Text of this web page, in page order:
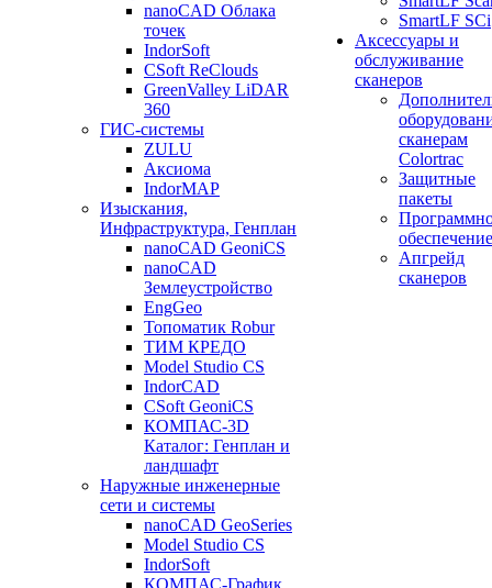
nanoCAD Облака
точек
IndorSoft
CSoft ReClouds
GreenValley LiDAR
360
ГИС-системы
ZULU
Аксиома
IndorMAP
Изыскания,
Инфраструктура, Генплан
nanoCAD GeoniCS
nanoCAD
Землеустройство
EngGeo
Топоматик Robur
ТИМ КРЕДО
Model Studio CS
IndorCAD
CSoft GeoniCS
КОМПАС-3D
Каталог: Генплан и
ландшафт
Наружные инженерные
сети и системы
nanoCAD GeoSeries
Model Studio CS
IndorSoft
КОМПАС-График
SmartLF SCi
Аксессуары и
обслуживание
сканеров
сканерам
Colortrac
Защитные
пакеты
обеспечение
Апгрейд
сканеров